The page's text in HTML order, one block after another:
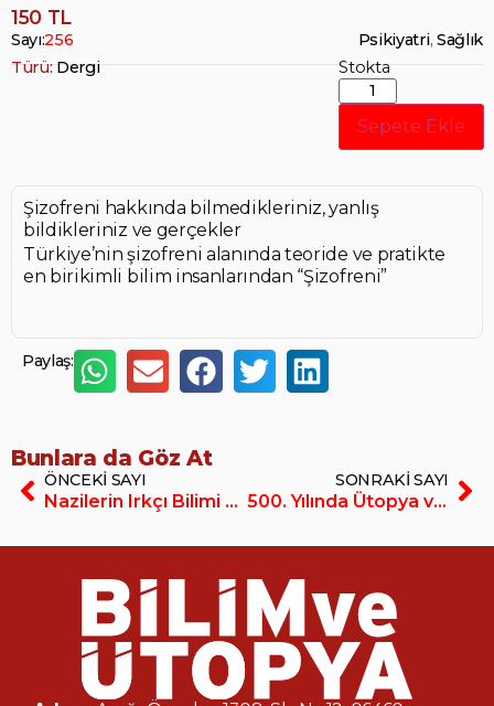
150 TL
Sayı:256 Psikiyatri, Sağlık
Türü: Dergi Stokta
Sepete Ekle
Şizofreni hakkında bilmedikleriniz, yanlış
bildikleriniz ve gerçekler
Türkiye’nin şizofreni alanında teoride ve pratikte
en birikimli bilim insanlarından “Şizofreni”
Paylaş:
Bunlara da Göz At
ÖNCEKI SAYI
Nazilerin Irkçı Bilimi ARİ FİZİK
SONRAKI SAYI
500. Yılında Ütopya ve THOMAS MORE